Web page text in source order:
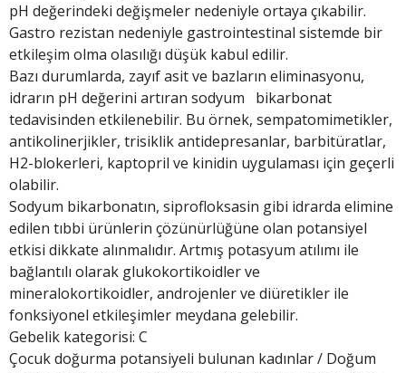
pH değerindeki değişmeler nedeniyle ortaya çıkabilir.
Gastro rezistan nedeniyle gastrointestinal sistemde bir
etkileşim olma olasılığı düşük kabul edilir.
Bazı durumlarda, zayıf asit ve bazların eliminasyonu,
idrarın pH değerini artıran sodyum bikarbonat
tedavisinden etkilenebilir. Bu örnek, sempatomimetikler,
antikolinerjikler, trisiklik antidepresanlar, barbitüratlar,
H2-blokerleri, kaptopril ve kinidin uygulaması için geçerli
olabilir.
Sodyum bikarbonatın, siprofloksasin gibi idrarda elimine
edilen tıbbi ürünlerin çözünürlüğüne olan potansiyel
etkisi dikkate alınmalıdır. Artmış potasyum atılımı ile
bağlantılı olarak glukokortikoidler ve
mineralokortikoidler, androjenler ve diüretikler ile
fonksiyonel etkileşimler meydana gelebilir.
Gebelik kategorisi: C
Çocuk doğurma potansiyeli bulunan kadınlar / Doğum